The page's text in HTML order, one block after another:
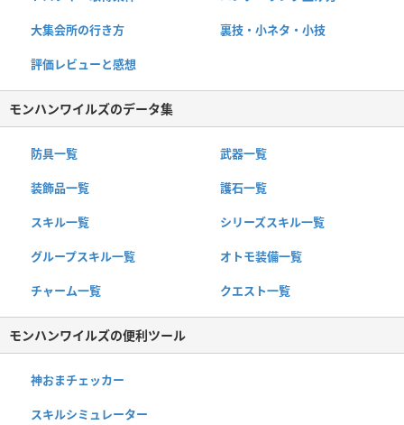
大集会所の行き方 裏技・小ネタ・小技
評価レビューと感想
モンハンワイルズのデータ集
防具一覧 武器一覧
装飾品一覧 護石一覧
スキル一覧 シリーズスキル一覧
グループスキル一覧 オトモ装備一覧
チャーム一覧 クエスト一覧
モンハンワイルズの便利ツール
神おまチェッカー
スキルシミュレーター